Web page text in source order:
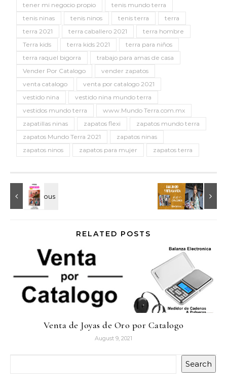
tener mi negocio propio
tenis mundo terra
tenis ninas
tenis ninos tenis terra
terra
terra 2021
terra caballero 2021
terra hombre
Terra kids
terra kids 2021
terra para niños
terra raquel bigorra
trabajo para amas de casa
Vender Por Catalogo
vender zapatos
venta catalogo
venta por catalogo 2021
vestido nina
vestido nina mundo terra
vestidos mundo terra
www.Mundo Terra.com.mx
zapatillas ninas
zapatos flexi
zapatos mundo terra
zapatos Mundo Terra 2021
zapatos ninas
zapatos ninos
zapatos para mujer zapatos terra
RELATED POSTS
Venta de Joyas de Oro por Catalogo
August 9, 2021
Search